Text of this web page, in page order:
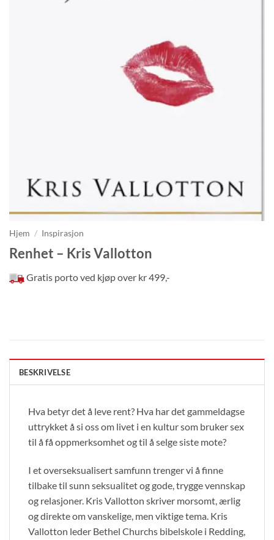
Hjem / Inspirasjon
Renhet – Kris Vallotton
Gratis porto ved kjøp over kr 499,-
BESKRIVELSE
Hva betyr det å leve rent? Hva har det gammeldagse
uttrykket å si oss om livet i en kultur som bruker sex
til å få oppmerksomhet og til å selge siste mote?
I et overseksualisert samfunn trenger vi å finne
tilbake til sunn seksualitet og gode, trygge vennskap
og relasjoner. Kris Vallotton skriver morsomt, ærlig
og direkte om vanskelige, men viktige tema. Kris
Vallotton leder Bethel Churchs bibelskole i Redding,